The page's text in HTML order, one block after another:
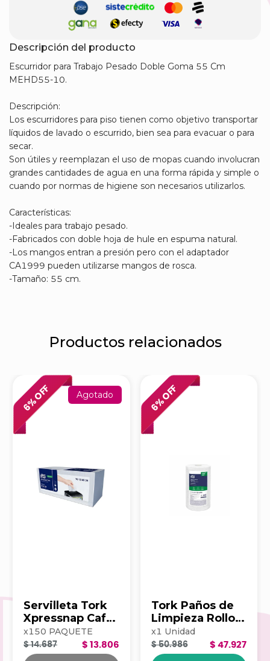
Descripción del producto
Escurridor para Trabajo Pesado Doble Goma 55 Cm
MEHD55-10.
Descripción:
Los escurridores para piso tienen como objetivo transportar
líquidos de lavado o escurrido, bien sea para evacuar o para
secar.
Son útiles y reemplazan el uso de mopas cuando involucran
grandes cantidades de agua en una forma rápida y simple o
cuando por normas de higiene son necesarios utilizarlos.
Características:
-Ideales para trabajo pesado.
-Fabricados con doble hoja de hule en espuma natural.
-Los mangos entran a presión pero con el adaptador
CA1999 pueden utilizarse mangos de rosca.
-Tamaño: 55 cm.
Productos relacionados
6
% OFF Agotado
Servilleta Tork
Xpressnap Cafe
500hj Blanca
202223
x150 PAQUETE
$ 13.806
$ 14.687
6
% OFF
Tork Paños de
Limpieza Rollo x
100 203390
x1 Unidad
$ 47.927
$ 50.986